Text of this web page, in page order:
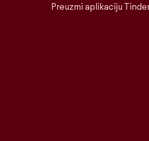
Preuzmi aplikaciju